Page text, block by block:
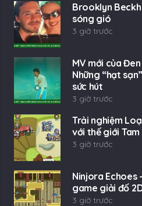
Brooklyn
sóng gió
3 giờ trước
MV mới của
Những “hạt
sức hút
3 giờ trước
Trải nghiệm
với thế giới
3 giờ trước
Ninjora Echoes
game giải đố
3 giờ trước